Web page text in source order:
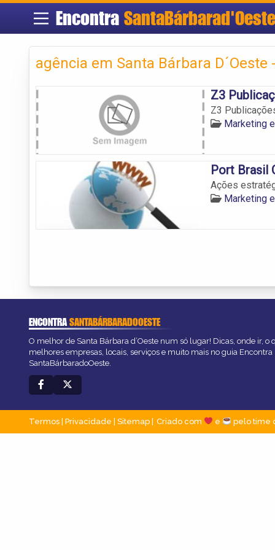
Encontra SantaBárbarad'Oeste
agência em Santa Bárbara D´Oeste
Z3
Z3
Marketing
Port Brasil
Ações
Marketing
ENCONTRASANTABÁRBARADOOESTE
O melhor de Santa Bárbara d’Oeste num só lugar! Dicas, onde ir, o
melhores empresas, locais, serviços e muito mais no guia Encontra
SantaBárbaradoOeste.
Termos | Privacidade | Sitemap Criado com e pelo time